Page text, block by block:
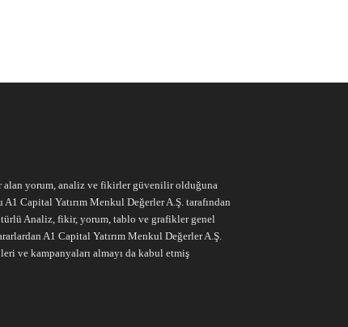
alan yorum, analiz ve fikirler güvenilir olduğuna
Capital Yatırım Menkul Değerler A.Ş. tarafından
Analiz, fikir, yorum, tablo ve grafikler genel
A1 Capital Yatırım Menkul Değerler A.Ş.
ve kampanyaları almayı da kabul etmiş